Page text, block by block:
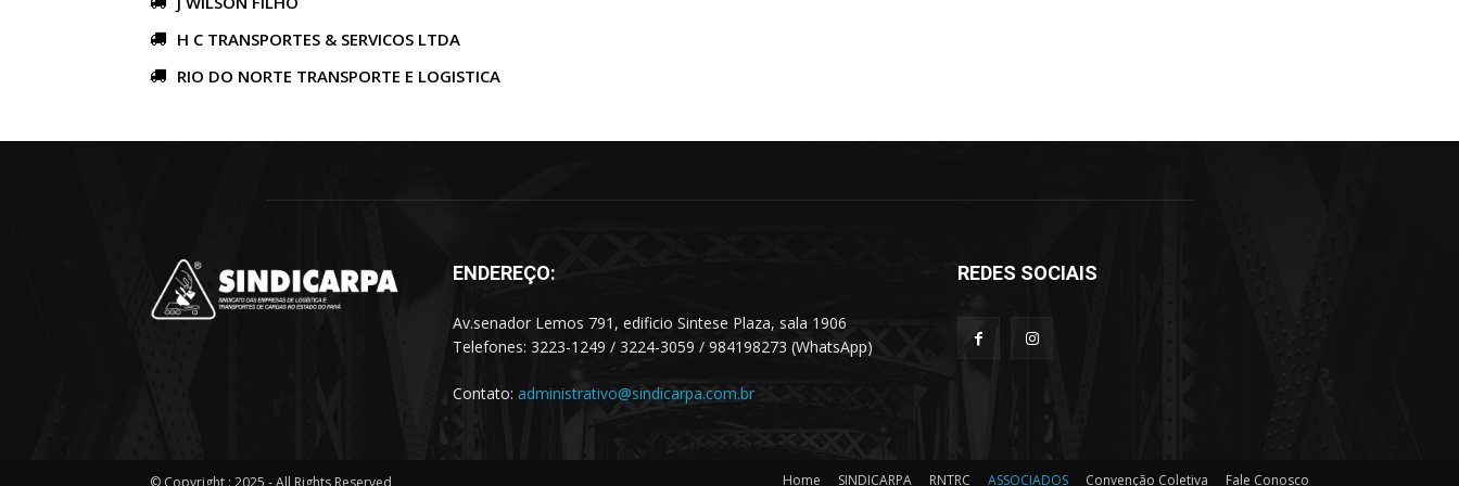
H C TRANSPORTES & SERVICOS LTDA
RIO DO NORTE TRANSPORTE E LOGISTICA
ENDEREÇO:
Av.senador Lemos 791, edificio Sintese Plaza, sala 1906
Telefones: 3223-1249 / 3224-3059 / 984198273 (WhatsApp)
Contato: administrativo@sindicarpa.com.br
REDES SOCIAIS
© Copyright : 2025 - All Rights Reserved Home SINDICARPA RNTRC ASSOCIADOS Convenção Coletiva Fale Conosco